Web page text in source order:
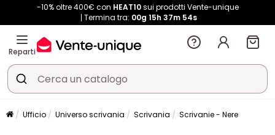
-10% oltre 400€ con HEAT10sui prodotti Vente-unique
Termina tra: 00g 15h 37m 54s
Reparti
Ufficio Universo scrivania Scrivania Scrivanie - Nere